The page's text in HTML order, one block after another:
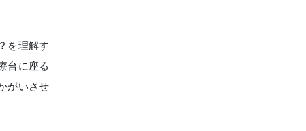
科
を理解す
台に座る
がいさせ